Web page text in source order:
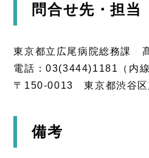
問合せ先・担当
東京都立広尾病院総務課
電話：03(3444)1181（内
〒150-0013 東京都渋谷
備考